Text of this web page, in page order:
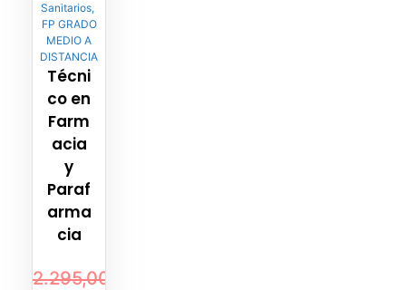
Sanitarios,
FP GRADO
MEDIO A
DISTANCIA
Técni
co en
Farm
acia
y
Paraf
arma
cia
2.295,00